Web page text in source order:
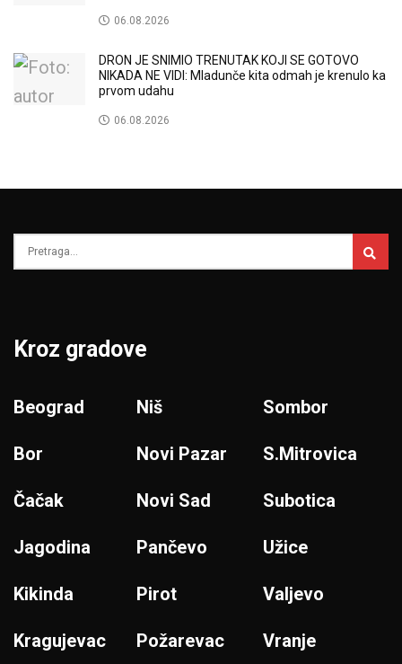
06.08.2026
DRON JE SNIMIO TRENUTAK KOJI SE GOTOVO
NIKADA NE VIDI: Mladunče kita odmah je krenulo ka
prvom udahu
06.08.2026
Kroz gradove
Beograd
Bor
Čačak
Jagodina
Kikinda
Kragujevac
Niš
Novi Pazar
Novi Sad
Pančevo
Pirot
Požarevac
Sombor
S.Mitrovica
Subotica
Užice
Valjevo
Vranje